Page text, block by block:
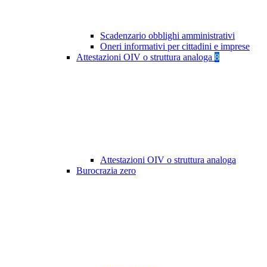
Scadenzario obblighi amministrativi
Oneri informativi per cittadini e imprese
Attestazioni OIV o struttura analoga 8
Attestazioni OIV o struttura analoga
Burocrazia zero